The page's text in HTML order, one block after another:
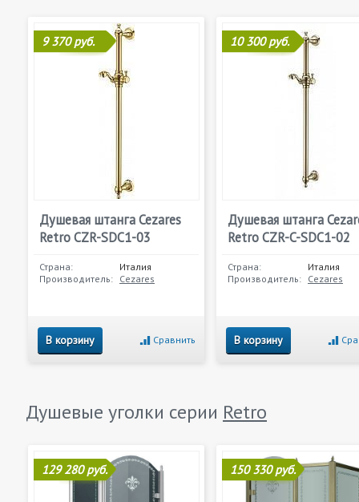
9 370 руб.
Душевая штанга Cezares
Retro CZR-SDC1-03
Страна:
Италия
Производитель: Cezares
В корзину Сравнить
10 300 руб.
Душевая штанга
Retro CZR-C-SDC1-02
Страна:
Италия
Производитель: Cezares
В корзину
Душевые уголки серии Retro
129 280 руб. 150 330 руб.